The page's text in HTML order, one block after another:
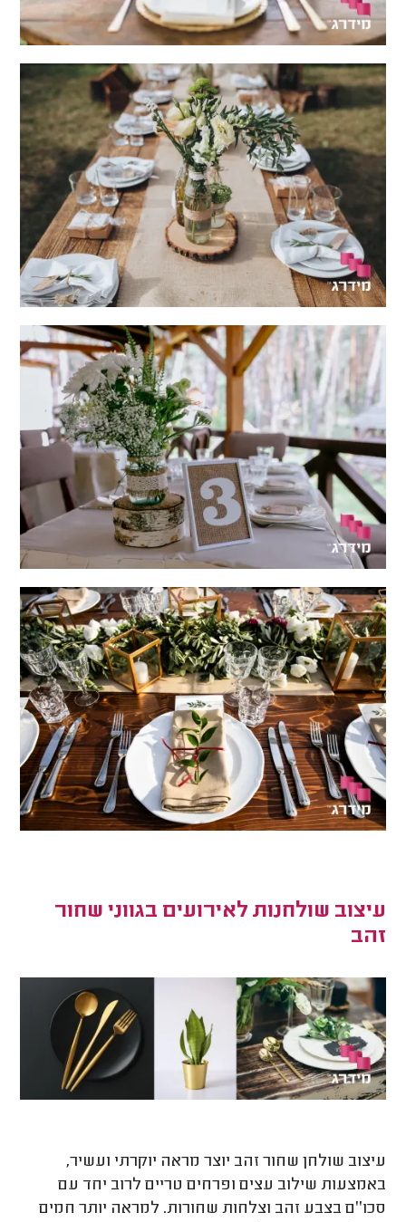
עיצוב שולחנות לאירועים בגווני שחור
זהב
עיצוב שולחן שחור זהב יוצר מראה יוקרתי ועשיר,
באמצעות שילוב עצים ופרחים טריים לרוב יחד עם
סכו׳׳ם בצבע זהב וצלחות שחורות. למראה יותר חמים